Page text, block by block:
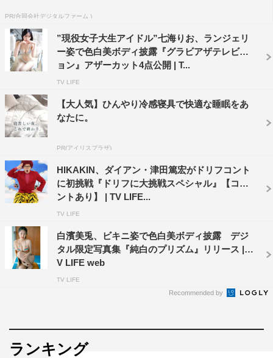
PR(合同会社デジタルファーム )
”現役女子大生アイドル”七海りお、ランジェリ
ー姿で色白美ボディ披露『グラビアザテレビジ
ョン』アザーカット4点公開 | T...
TV LIFE
【大人気】ひんやり冷感寝具で快適な睡眠をあ
なたに。
PR(アイリスプラザ)
HIKAKIN、ダイアン・津田篤宏がドリフコント
に初挑戦『ドリフに大挑戦スペシャル』【コメ
ントあり】 | TV LIFE...
TV LIFE
白濱美兎、ビキニ姿で色白美ボディ披露 デジ
タル限定写真集『純白のプリズム』リリース | T
V LIFE web
TV LIFE
Recommended by
ランキング